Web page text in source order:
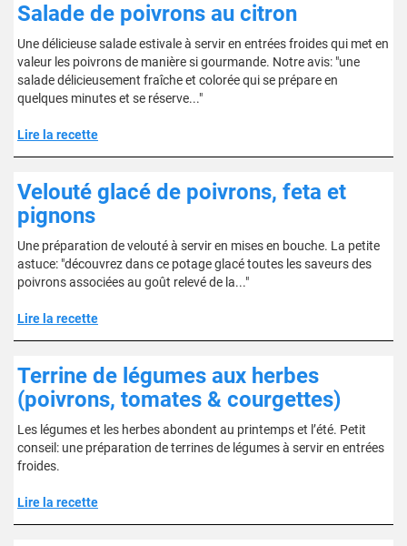
Salade de poivrons au citron
Une délicieuse salade estivale à servir en entrées froides qui met en
valeur les poivrons de manière si gourmande. Notre avis: "une
salade délicieusement fraîche et colorée qui se prépare en
quelques minutes et se réserve..."
Lire la recette
Velouté glacé de poivrons, feta et
pignons
Une préparation de velouté à servir en mises en bouche. La petite
astuce: "découvrez dans ce potage glacé toutes les saveurs des
poivrons associées au goût relevé de la..."
Lire la recette
Terrine de légumes aux herbes
(poivrons, tomates & courgettes)
Les légumes et les herbes abondent au printemps et l’été. Petit
conseil: une préparation de terrines de légumes à servir en entrées
froides.
Lire la recette